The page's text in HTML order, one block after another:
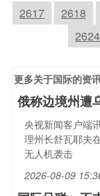
2617
2618
2624
更多关于国际的资
俄称边境州遭
央视新闻客户端
理州长舒瓦耶夫
无人机袭击
2026-08-09